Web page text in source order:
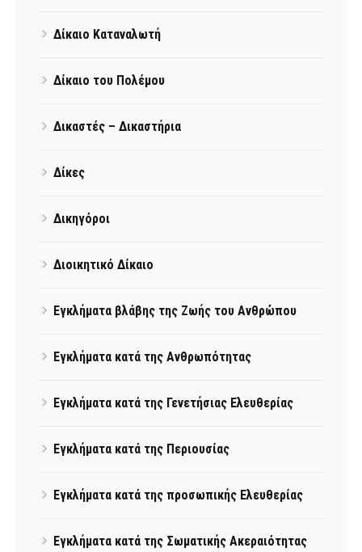
Δίκαιο Καταναλωτή
Δίκαιο του Πολέμου
Δικαστές – Δικαστήρια
Δίκες
Δικηγόροι
Διοικητικό Δίκαιο
Εγκλήματα βλάβης της Ζωής του Ανθρώπου
Εγκλήματα κατά της Ανθρωπότητας
Εγκλήματα κατά της Γενετήσιας Ελευθερίας
Εγκλήματα κατά της Περιουσίας
Εγκλήματα κατά της προσωπικής Ελευθερίας
Εγκλήματα κατά της Σωματικής Ακεραιότητας